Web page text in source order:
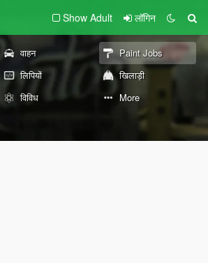
Show Adult लॉगिन
वाहन
Paint Jobs
लिपियों
खिलाड़ी
विविध More